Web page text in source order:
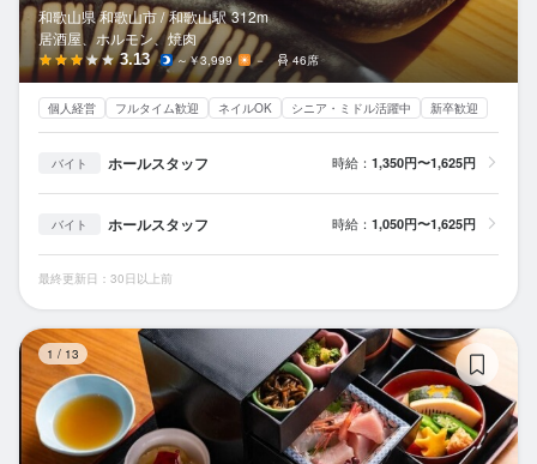
和歌山県 和歌山市 / 和歌山駅 312m
居酒屋、ホルモン、焼肉
3.13 ～￥3,999 － 46席
個人経営 フルタイム歓迎 ネイルOK シニア・ミドル活躍中 新卒歓迎
バイト ホールスタッフ 時給： 1,350円〜1,625円
バイト ホールスタッフ 時給： 1,050円〜1,625円
最終更新日：30日以上前
1 / 13